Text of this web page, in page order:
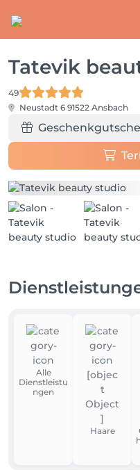
Tatevik
49
Neustadt 6 91522 Ansbach
Alle
Dienstleistu
ngen
Haare